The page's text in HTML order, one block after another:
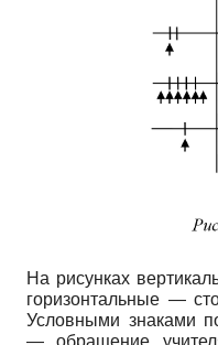
На рисунках
горизонтальные —
Условными знаками
— обращение